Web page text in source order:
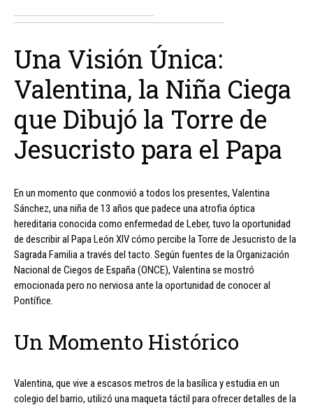
Una Visión Única:
Valentina, la Niña Ciega
que Dibujó la Torre de
Jesucristo para el Papa
En un momento que conmovió a todos los presentes, Valentina
Sánchez, una niña de 13 años que padece una atrofia óptica
hereditaria conocida como enfermedad de Leber, tuvo la oportunidad
de describir al Papa León XIV cómo percibe la Torre de Jesucristo de la
Sagrada Familia a través del tacto. Según fuentes de la Organización
Nacional de Ciegos de España (ONCE), Valentina se mostró
emocionada pero no nerviosa ante la oportunidad de conocer al
Pontífice.
Un Momento Histórico
Valentina, que vive a escasos metros de la basílica y estudia en un
colegio del barrio, utilizó una maqueta táctil para ofrecer detalles de la